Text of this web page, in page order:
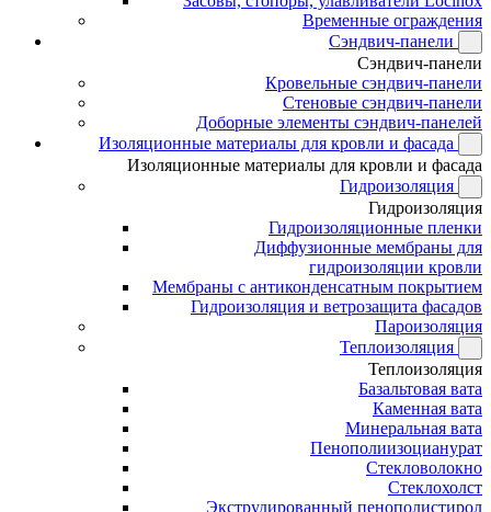
Временные ограждения
Сэндвич-панели
Сэндвич-панели
Кровельные сэндвич-панели
Стеновые сэндвич-панели
Доборные элементы сэндвич-панелей
Изоляционные материалы для кровли и фасада
Изоляционные материалы для кровли и фасада
Гидроизоляция
Гидроизоляция
Гидроизоляционные пленки
Диффузионные мембраны для
гидроизоляции кровли
Мембраны с антиконденсатным покрытием
Гидроизоляция и ветрозащита фасадов
Пароизоляция
Теплоизоляция
Теплоизоляция
Базальтовая вата
Каменная вата
Минеральная вата
Пенополиизоцианурат
Стекловолокно
Стеклохолст
Экструдированный пенополистирол